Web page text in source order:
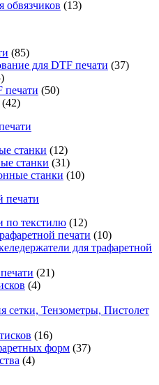
обвязчиков (13)
(85)
для DTF печати (37)
печати (50)
(42)
станки (12)
станки (31)
станки (10)
печати
по текстилю (12)
печати (10)
для трафаретной
(21)
(4)
сетки, Тензометры, Пистолет
(16)
форм (37)
(4)